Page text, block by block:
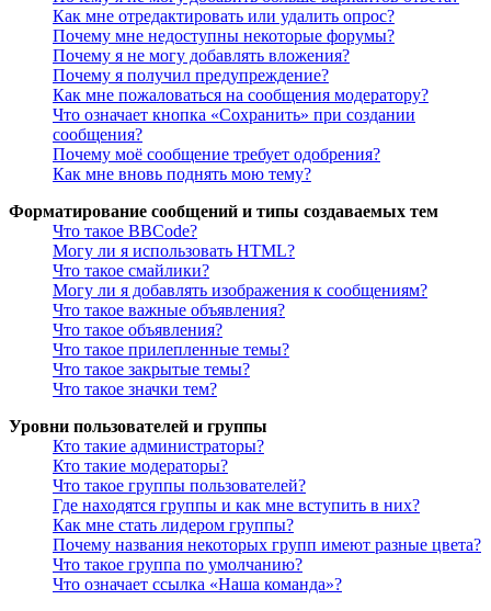
Как мне отредактировать или удалить опрос?
Почему мне недоступны некоторые форумы?
Почему я не могу добавлять вложения?
Почему я получил предупреждение?
Как мне пожаловаться на сообщения модератору?
Что означает кнопка «Сохранить» при создании
сообщения?
Почему моё сообщение требует одобрения?
Как мне вновь поднять мою тему?
Форматирование сообщений и типы создаваемых тем
Что такое BBCode?
Могу ли я использовать HTML?
Что такое смайлики?
Могу ли я добавлять изображения к сообщениям?
Что такое важные объявления?
Что такое объявления?
Что такое прилепленные темы?
Что такое закрытые темы?
Что такое значки тем?
Уровни пользователей и группы
Кто такие администраторы?
Кто такие модераторы?
Что такое группы пользователей?
Где находятся группы и как мне вступить в них?
Как мне стать лидером группы?
Почему названия некоторых групп имеют разные цвета?
Что такое группа по умолчанию?
Что означает ссылка «Наша команда»?